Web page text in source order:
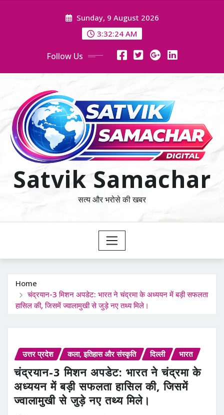
Sunday, 9 August 2026
3:32:24 AM
Follow Us
Satvik Samachar
सत्य और भरोसे की खबर
Home
चंद्रयान-3 मिशन अपडेट: भारत ने चंद्रमा के अध्ययन में बड़ी सफलता
हासिल की, जिसमें ज्वालामुखी से जुड़े नए तथ्य मिले।
उत्तर प्रदेश कला, इतिहास और संस्कृति दिल्ली भारत
चंद्रयान-3 मिशन अपडेट: भारत ने चंद्रमा के
अध्ययन में बड़ी सफलता हासिल की, जिसमें
ज्वालामुखी से जुड़े नए तथ्य मिले।